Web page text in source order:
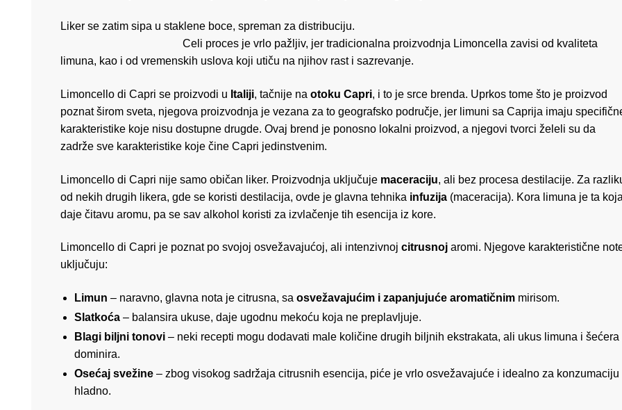
Liker se zatim sipa u staklene boce, spreman za distribuciju.
Celi proces je vrlo pažljiv, jer tradicionalna proizvodnja Limoncella zavisi od kvaliteta
limuna, kao i od vremenskih uslova koji utiču na njihov rast i sazrevanje.
Limoncello di Capri se proizvodi u Italiji, tačnije na otoku Capri, i to je srce brenda. Uprkos tome što je proizvod
poznat širom sveta, njegova proizvodnja je vezana za to geografsko područje, jer limuni sa Caprija imaju
karakteristike koje nisu dostupne drugde. Ovaj brend je ponosno lokalni proizvod, a njegovi tvorci želeli su da
zadrže sve karakteristike koje čine Capri jedinstvenim.
Limoncello di Capri nije samo običan liker. Proizvodnja uključuje maceraciju, ali bez procesa destilacije. Za
od nekih drugih likera, gde se koristi destilacija, ovde je glavna tehnika infuzija (maceracija). Kora limuna je ta koja
daje čitavu aromu, pa se sav alkohol koristi za izvlačenje tih esencija iz kore.
Limoncello di Capri je poznat po svojoj osvežavajućoj, ali intenzivnoj citrusnoj aromi. Njegove karakteristične
uključuju:
Limun – naravno, glavna nota je citrusna, sa osvežavajućim i zapanjujuće aromatičnim mirisom.
Slatkoća – balansira ukuse, daje ugodnu mekoću koja ne preplavljuje.
Blagi biljni tonovi – neki recepti mogu dodavati male količine drugih biljnih ekstrakata, ali ukus limuna i šećera
dominira.
Osećaj svežine – zbog visokog sadržaja citrusnih esencija, piće je vrlo osvežavajuće i idealno za konzumaciju
hladno.